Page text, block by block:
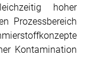
hoher
Prozessbereich
Kontamination